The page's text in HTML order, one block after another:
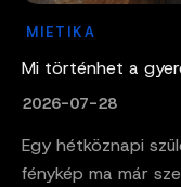
MIETIKA
Mi történhet a
2026-07-28
Egy hétköznapi
fénykép ma már